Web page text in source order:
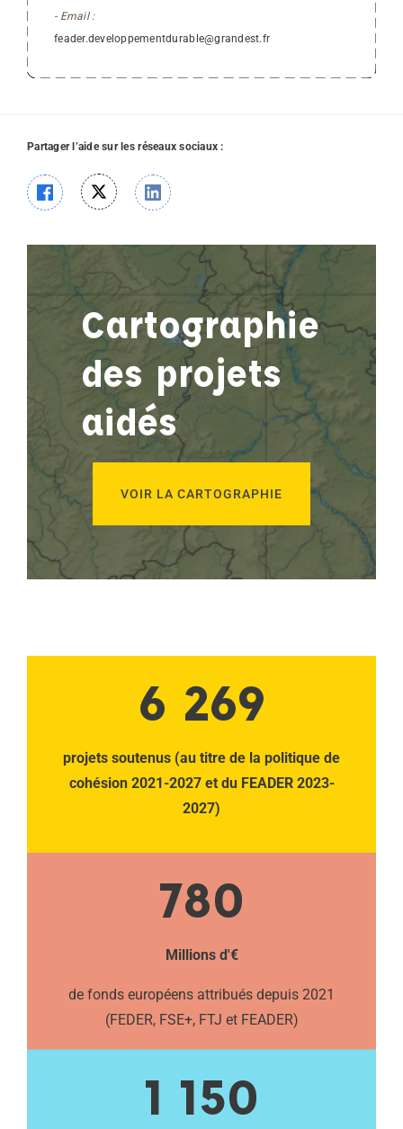
- Email :
feader.developpementdurable@grandest.fr
Partager l’aide sur les réseaux sociaux :
Cartographie
des projets
aidés
VOIR LA CARTOGRAPHIE
6 269
projets soutenus (au titre de la politique de
cohésion 2021-2027 et du FEADER 2023-
2027)
780
Millions d'€
de fonds européens attribués depuis 2021
(FEDER, FSE+, FTJ et FEADER)
1 150